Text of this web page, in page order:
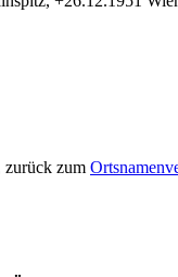
zurück zum